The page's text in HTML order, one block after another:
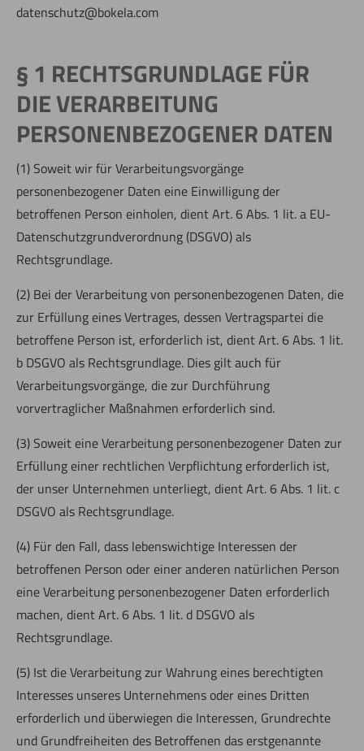
datenschutz@bokela.com
§ 1 RECHTSGRUNDLAGE FÜR
DIE VERARBEITUNG
PERSONENBEZOGENER DATEN
(1) Soweit wir für Verarbeitungsvorgänge
personenbezogener Daten eine Einwilligung der
betroffenen Person einholen, dient Art. 6 Abs. 1 lit. a EU-
Datenschutzgrundverordnung (DSGVO) als
Rechtsgrundlage.
(2) Bei der Verarbeitung von personenbezogenen Daten, die
zur Erfüllung eines Vertrages, dessen Vertragspartei die
betroffene Person ist, erforderlich ist, dient Art. 6 Abs. 1 lit.
b DSGVO als Rechtsgrundlage. Dies gilt auch für
Verarbeitungsvorgänge, die zur Durchführung
vorvertraglicher Maßnahmen erforderlich sind.
(3) Soweit eine Verarbeitung personenbezogener Daten zur
Erfüllung einer rechtlichen Verpflichtung erforderlich ist,
der unser Unternehmen unterliegt, dient Art. 6 Abs. 1 lit. c
DSGVO als Rechtsgrundlage.
(4) Für den Fall, dass lebenswichtige Interessen der
betroffenen Person oder einer anderen natürlichen Person
eine Verarbeitung personenbezogener Daten erforderlich
machen, dient Art. 6 Abs. 1 lit. d DSGVO als
Rechtsgrundlage.
(5) Ist die Verarbeitung zur Wahrung eines berechtigten
Interesses unseres Unternehmens oder eines Dritten
erforderlich und überwiegen die Interessen, Grundrechte
und Grundfreiheiten des Betroffenen das erstgenannte